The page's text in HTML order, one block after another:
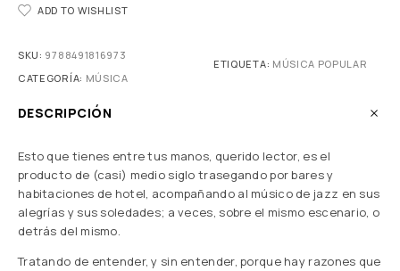
ADD TO WISHLIST
SKU: 9788491816973
CATEGORÍA: MÚSICA
ETIQUETA: MÚSICA POPULAR
DESCRIPCIÓN
Esto que tienes entre tus manos, querido lector, es el
producto de (casi) medio siglo trasegando por bares y
habitaciones de hotel, acompañando al músico de jazz en sus
alegrías y sus soledades; a veces, sobre el mismo escenario, o
detrás del mismo.
Tratando de entender, y sin entender, porque hay razones que